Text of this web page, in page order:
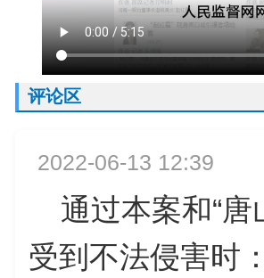
评论区
2022-06-13 12:39
通过本案和“唐
受到不法侵害时